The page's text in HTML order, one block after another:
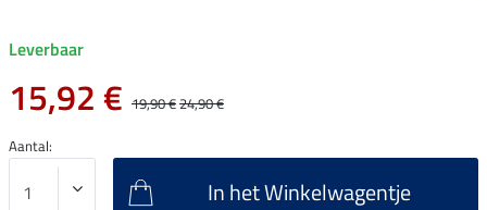
Leverbaar
15,92 € 19,90 €24,90 €
Aantal:
In het Winkelwagentje